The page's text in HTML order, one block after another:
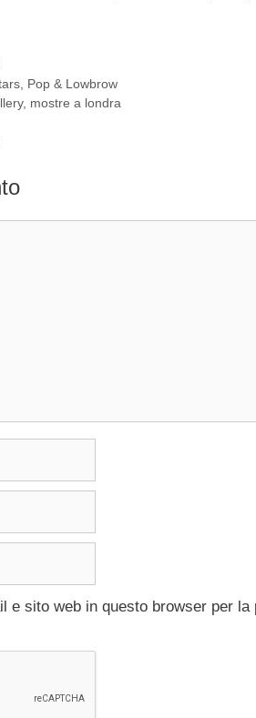
, Pop & Lowbrow
, mostre a londra
e sito web in questo browser per